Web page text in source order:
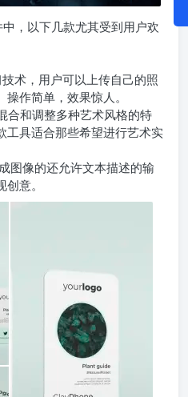
，以下几款尤其受到用户欢
技术，用户可以上传自己的照
作简单，效果惊人。
合和调整多种艺术风格的特
工具适合那些希望进行艺术实
图像的还允许文本描述的输
意。